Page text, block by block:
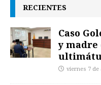
RECIENTES
Caso
y madre
viernes 7 de